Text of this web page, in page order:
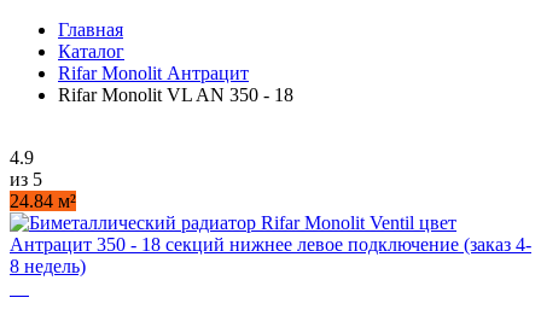
Главная
Каталог
Rifar Monolit Антрацит
Rifar Monolit VL AN 350 - 18
4.9
из 5
24.84 м²